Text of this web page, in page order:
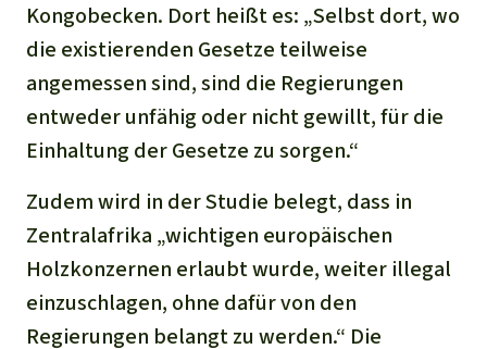
Kongobecken. Dort heißt es: „Selbst dort, wo
die existierenden Gesetze teilweise
angemessen sind, sind die Regierungen
entweder unfähig oder nicht gewillt, für die
Einhaltung der Gesetze zu sorgen.“
Zudem wird in der Studie belegt, dass in
Zentralafrika „wichtigen europäischen
Holzkonzernen erlaubt wurde, weiter illegal
einzuschlagen, ohne dafür von den
Regierungen belangt zu werden.“ Die